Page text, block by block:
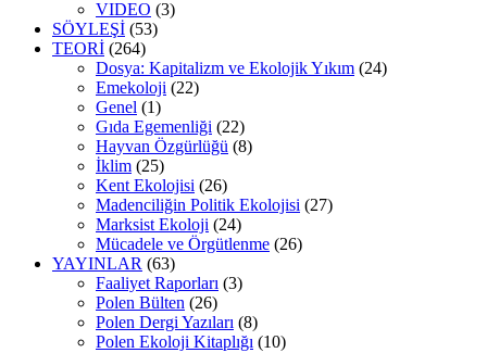
VIDEO (3)
SÖYLEŞİ (53)
TEORİ (264)
Dosya: Kapitalizm ve Ekolojik Yıkım (24)
Emekoloji (22)
Genel (1)
Gıda Egemenliği (22)
Hayvan Özgürlüğü (8)
İklim (25)
Kent Ekolojisi (26)
Madenciliğin Politik Ekolojisi (27)
Marksist Ekoloji (24)
Mücadele ve Örgütlenme (26)
YAYINLAR (63)
Faaliyet Raporları (3)
Polen Bülten (26)
Polen Dergi Yazıları (8)
Polen Ekoloji Kitaplığı (10)